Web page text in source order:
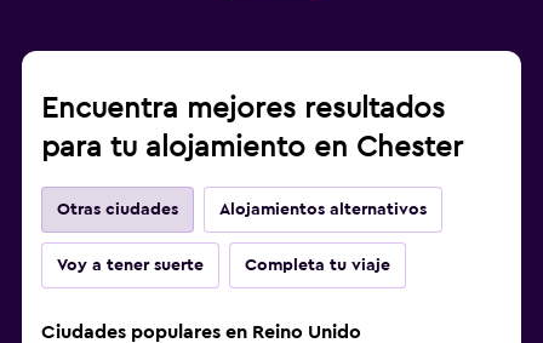
Encuentra mejores resultados
para tu alojamiento en Chester
Otras ciudades Alojamientos alternativos
Voy a tener suerte Completa tu viaje
Ciudades populares en Reino Unido